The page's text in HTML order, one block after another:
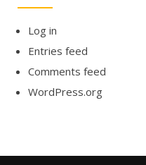
Log in
Entries feed
Comments feed
WordPress.org